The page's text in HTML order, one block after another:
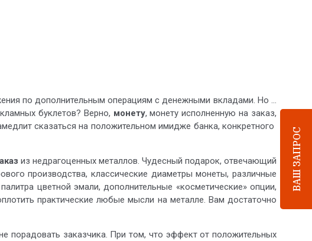
ВАШ ЗАПРОС
по дополнительным операциям с денежными вкладами. Но ...
буклетов? Верно, монету, монету исполненную на заказ,
сказаться на положительном имидже банка, конкретного
из недрагоценных металлов. Чудесный подарок, отвечающий
производства, классические диаметры монеты, различные
цветной эмали, дополнительные «косметические» опции,
практические любые мысли на металле. Вам достаточно
порадовать заказчика. При том, что эффект от положительных